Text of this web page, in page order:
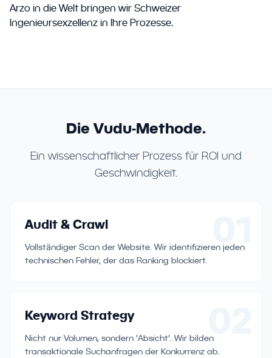
Arzo in die Welt bringen wir Schweizer
Ingenieursexzellenz in Ihre Prozesse.
Die Vudu-Methode.
Ein wissenschaftlicher Prozess für ROI und
Geschwindigkeit.
Audit & Crawl
Vollständiger Scan der Website. Wir identifizieren jeden
technischen Fehler, der das Ranking blockiert.
Keyword Strategy
Nicht nur Volumen, sondern 'Absicht'. Wir bilden
transaktionale Suchanfragen der Konkurrenz ab.